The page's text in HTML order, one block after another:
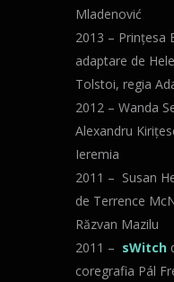
Mladenović
2013 – Prințesa
adaptare de
Tolstoi, regia
2012 – Wanda
Alexandru
Ieremia
2011 – Susan
de Terrence
Răzvan Mazilu
2011 – sWitch
coregrafia Pál